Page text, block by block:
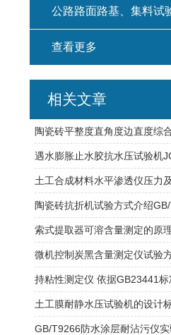
公路路面路基、集料试
查看更多
相关文章
陶瓷砖抗折机试验方式介绍
索式提取器可溶含量测定的原
微机控制炭黑含量测定仪试验
土工膜耐静水压试验机的设计
GB/T9266防水涂层耐沾污仪